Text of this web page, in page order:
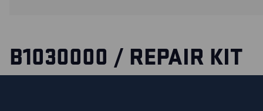
B1030000 / REPAIR KIT